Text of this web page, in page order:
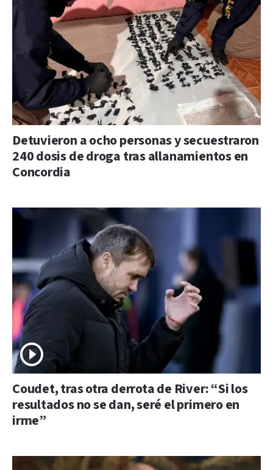
Detuvieron a ocho personas y secuestraron
240 dosis de droga tras allanamientos en
Concordia
Coudet, tras otra derrota de River: “Si los
resultados no se dan, seré el primero en
irme”